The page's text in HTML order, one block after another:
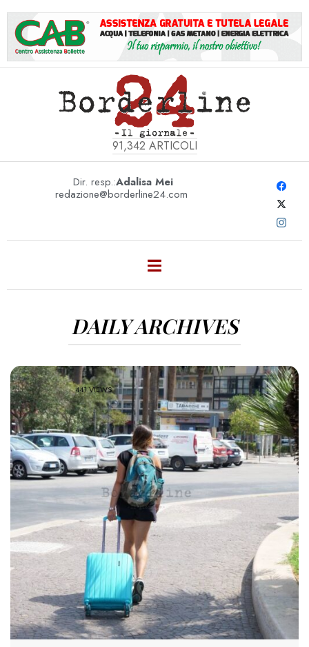
91,342 ARTICOLI
Dir. resp.:Adalisa Mei
redazione@borderline24.com
DAILY ARCHIVES
441 VIEWS